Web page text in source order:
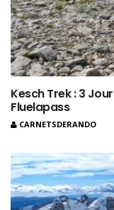
Kesch Trek : 3
Fluelapass
CARNETSDERANDO